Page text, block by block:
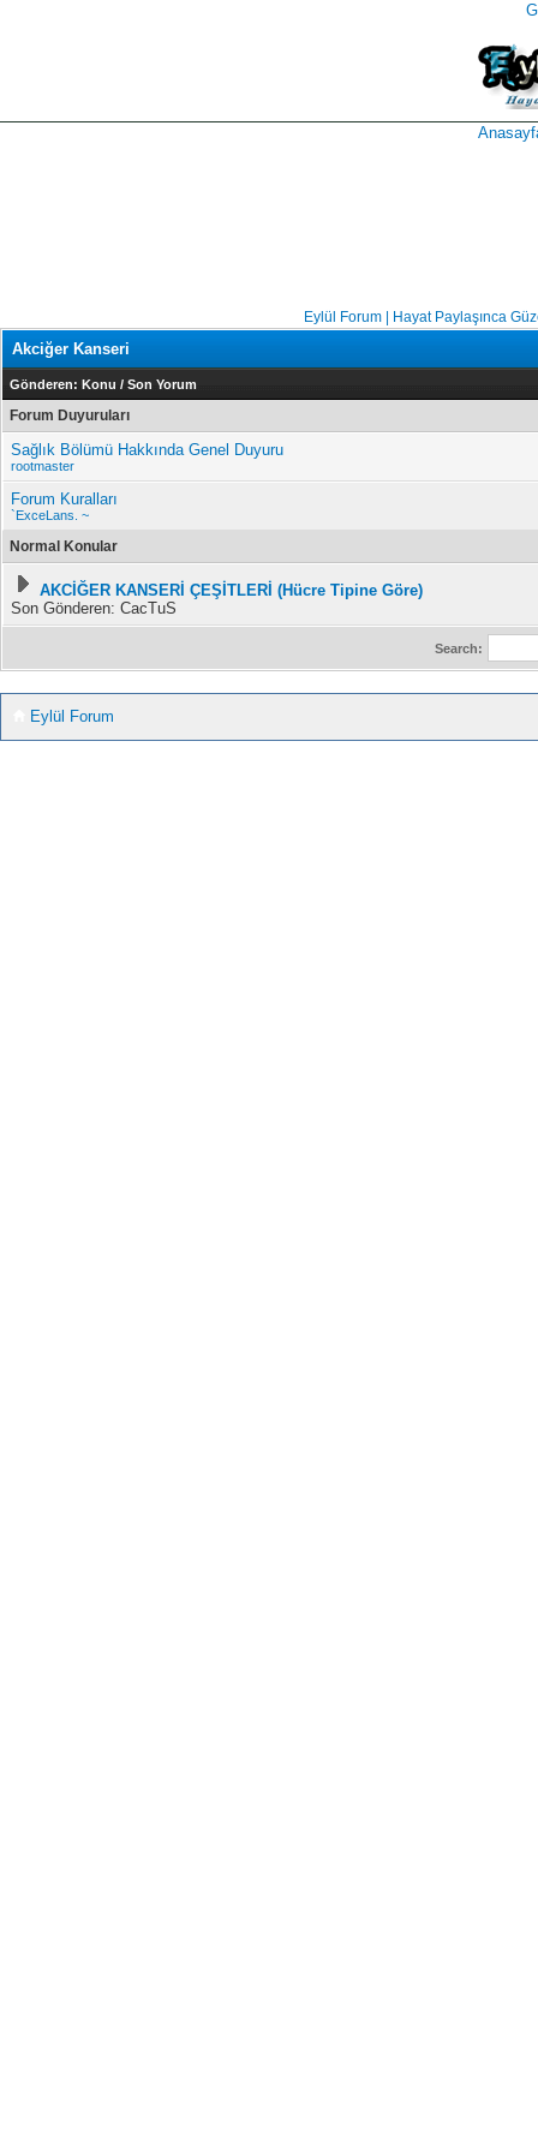
Eylül Forum | Hayat Paylaşınca
Akciğer Kanseri
Gönderen: Konu / Son Yorum
Forum Duyuruları
Sağlık Bölümü Hakkında Genel Duyuru
rootmaster
Forum Kuralları
`ExceLans. ~
Normal Konular
AKCİĞER KANSERİ ÇEŞİTLERİ (Hücre Tipine Göre)
Son Gönderen: CacTuS
Search:
Eylül Forum